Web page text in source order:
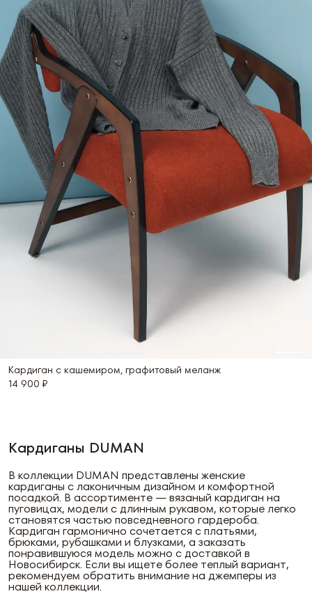
Кардиган с кашемиром, графитовый меланж
14 900 ₽
Кардиганы DUMAN
В коллекции DUMAN представлены женские
кардиганы с лаконичным дизайном и комфортной
посадкой. В ассортименте — вязаный кардиган на
пуговицах, модели с длинным рукавом, которые легко
становятся частью повседневного гардероба.
Кардиган гармонично сочетается с платьями,
брюками, рубашками и блузками, а заказать
понравившуюся модель можно с доставкой в
Новосибирск. Если вы ищете более теплый вариант,
рекомендуем обратить внимание на джемперы из
нашей коллекции.